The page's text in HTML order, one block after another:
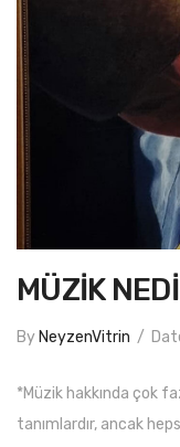
MÜZİK
By NeyzenVitrin /
*Müzik hakkında çok
tanımlardır, ancak